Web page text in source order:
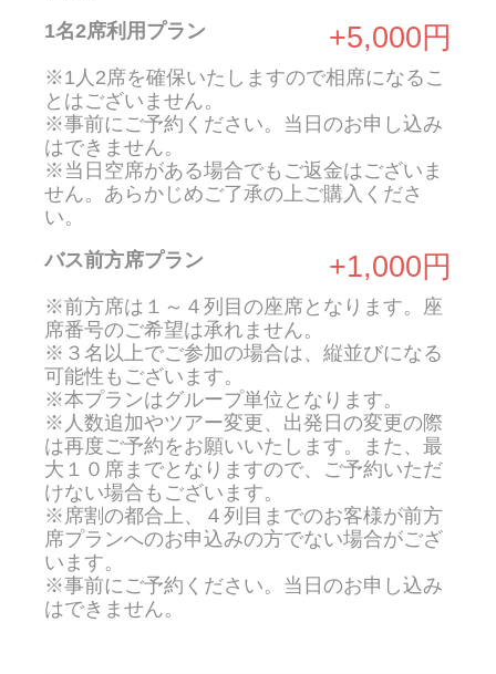
1名2席利用プラン
+5,000円
※1人2席を確保いたしますので相席になるこ
とはございません。
※事前にご予約ください。当日のお申し込み
はできません。
※当日空席がある場合でもご返金はございま
せん。あらかじめご了承の上ご購入くださ
い。
バス前方席プラン
+1,000円
※前方席は１～４列目の座席となります。座
席番号のご希望は承れません。
※３名以上でご参加の場合は、縦並びになる
可能性もございます。
※本プランはグループ単位となります。
※人数追加やツアー変更、出発日の変更の際
は再度ご予約をお願いいたします。また、最
大１０席までとなりますので、ご予約いただ
けない場合もございます。
※席割の都合上、４列目までのお客様が前方
席プランへのお申込みの方でない場合がござ
います。
※事前にご予約ください。当日のお申し込み
はできません。